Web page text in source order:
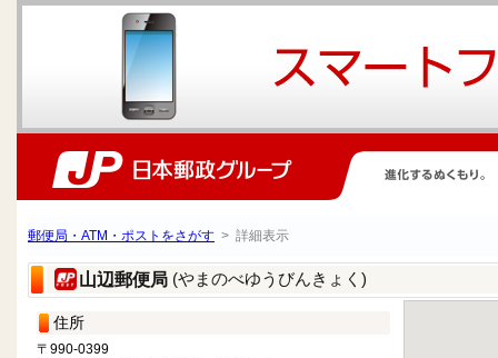
郵便局・ATM・ポストをさがす > 詳細表示
山辺郵便局 (やまのべゆうびんきょく)
住所
〒990-0399